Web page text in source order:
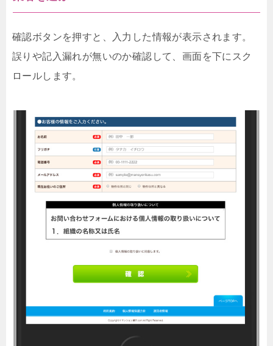
確認ボタンを押すと、入力した情報が表示されます。
誤りや記入漏れが無いのか確認して、画面を下にスク
ロールします。